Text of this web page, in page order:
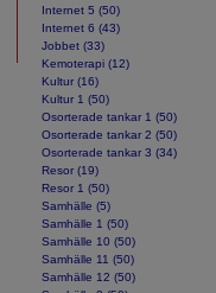
Internet 5 (50)
Internet 6 (43)
Jobbet (33)
Kemoterapi (12)
Kultur (16)
Kultur 1 (50)
Osorterade tankar 1 (50)
Osorterade tankar 2 (50)
Osorterade tankar 3 (34)
Resor (19)
Resor 1 (50)
Samhälle (5)
Samhälle 1 (50)
Samhälle 10 (50)
Samhälle 11 (50)
Samhälle 12 (50)